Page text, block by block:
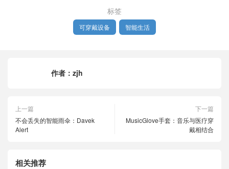
标签
可穿戴设备 智能生活
作者： zjh
上一篇
不会丢失的智能雨伞：Davek
Alert
下一篇
MusicGlove手套：音乐与医疗穿
戴相结合
相关推荐